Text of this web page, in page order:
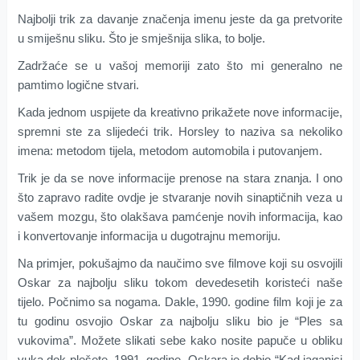
Najbolji trik za davanje značenja imenu jeste da ga pretvorite
u smiješnu sliku. Što je smješnija slika, to bolje.
Zadržaće se u vašoj memoriji zato što mi generalno ne
pamtimo logične stvari.
Kada jednom uspijete da kreativno prikažete nove informacije,
spremni ste za slijedeći trik. Horsley to naziva sa nekoliko
imena: metodom tijela, metodom automobila i putovanjem.
Trik je da se nove informacije prenose na stara znanja. I ono
što zapravo radite ovdje je stvaranje novih sinaptičnih veza u
vašem mozgu, što olakšava pamćenje novih informacija, kao
i konvertovanje informacija u dugotrajnu memoriju.
Na primjer, pokušajmo da naučimo sve filmove koji su osvojili
Oskar za najbolju sliku tokom devedesetih koristeći naše
tijelo. Počnimo sa nogama. Dakle, 1990. godine film koji je za
tu godinu osvojio Oskar za najbolju sliku bio je “Ples sa
vukovima”. Možete slikati sebe kako nosite papuče u obliku